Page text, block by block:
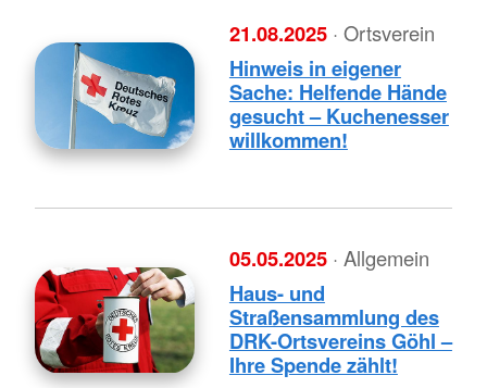
21.08.2025 · Ortsverein
Hinweis in eigener
Sache: Helfende Hände
gesucht – Kuchenesser
willkommen!
05.05.2025 · Allgemein
Haus- und
Straßensammlung des
DRK-Ortsvereins Göhl –
Ihre Spende zählt!